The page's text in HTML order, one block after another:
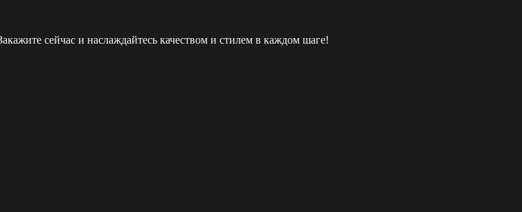
сейчас и наслаждайтесь качеством и стилем в каждом шаге!